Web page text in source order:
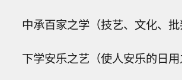
中承百家之学（技艺、文化、批
下学安乐之艺（使人安乐的日用